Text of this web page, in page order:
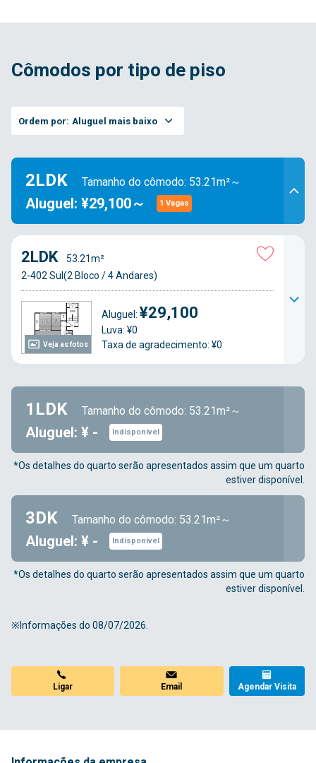
Cômodos por tipo de piso
Ordem por: Aluguel mais baixo
2LDK Tamanho do cômodo: 53.21m²～
Aluguel: ¥29,100～ 1 Vagas
Veja as fotos
2LDK
53.21m²
2-402 Sul(2 Bloco / 4 Andares)
Aluguel: ¥29,100
Luva: ¥0
Taxa de agradecimento: ¥0
1LDK Tamanho do cômodo: 53.21m²～
Aluguel: ¥ - Indisponível
*Os detalhes do quarto serão apresentados assim que um quarto
estiver disponível.
3DK Tamanho do cômodo: 53.21m²～
Aluguel: ¥ - Indisponível
*Os detalhes do quarto serão apresentados assim que um quarto
estiver disponível.
※Informações do 08/07/2026.
Ligar Email Agendar Visita